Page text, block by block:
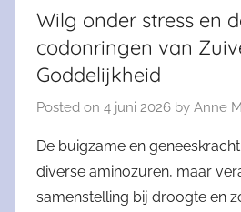
Wilg onder stress en
codonringen van
Goddelijkheid
Posted on 4 juni 2026 by Anne
De buigzame en
diverse aminozuren, maar
samenstelling bij droogte en